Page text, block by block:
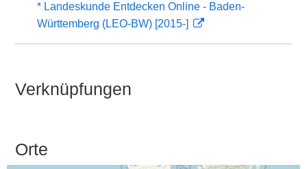
* Landeskunde Entdecken Online - Baden-
Württemberg (LEO-BW) [2015-]
Verknüpfungen
Orte